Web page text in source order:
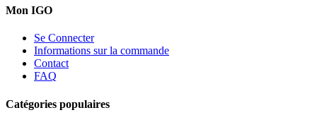
Mon IGO
Se Connecter
Informations sur la commande
Contact
FAQ
Catégories populaires